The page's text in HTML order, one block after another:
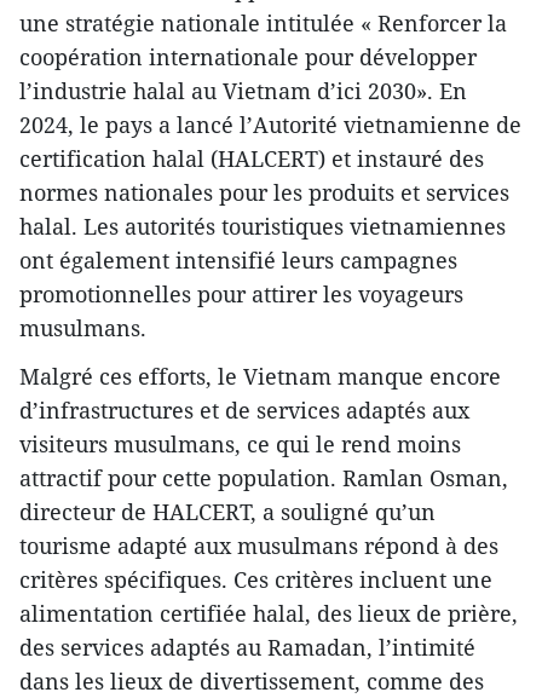
une stratégie nationale intitulée « Renforcer la
coopération internationale pour développer
l’industrie halal au Vietnam d’ici 2030». En
2024, le pays a lancé l’Autorité vietnamienne de
certification halal (HALCERT) et instauré des
normes nationales pour les produits et services
halal. Les autorités touristiques vietnamiennes
ont également intensifié leurs campagnes
promotionnelles pour attirer les voyageurs
musulmans.
Malgré ces efforts, le Vietnam manque encore
d’infrastructures et de services adaptés aux
visiteurs musulmans, ce qui le rend moins
attractif pour cette population. Ramlan Osman,
directeur de HALCERT, a souligné qu’un
tourisme adapté aux musulmans répond à des
critères spécifiques. Ces critères incluent une
alimentation certifiée halal, des lieux de prière,
des services adaptés au Ramadan, l’intimité
dans les lieux de divertissement, comme des